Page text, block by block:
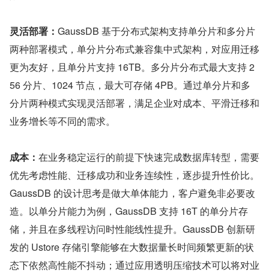
灵活部署： GaussDB 基于分布式架构支持单分片和多分片
两种部署模式，单分片分布式兼容集中式架构，对应用迁移
更为友好，且单分片支持 16TB。多分片分布式最大支持 2
56 分片、1024 节点，最大可存储 4PB。通过单分片和多
分片两种模式实现灵活部署，满足企业对成本、平滑迁移和
业务增长等不同的需求。
成本： 在业务稳定运行的前提下快速完成数据库转型，需要
优先考虑性能、迁移成功和业务连续性，逐步提升性价比。
GaussDB 的设计思考是做大单体能力，客户避免非必要改
造。以单分片能力为例，GaussDB 支持 16T 的单分片存
储，并且在多线程访问时性能线性提升。GaussDB 创新研
发的 Ustore 存储引擎能够在大数据量长时间频繁更新的状
态下依然高性能不抖动；通过应用透明压缩技术可以将对业